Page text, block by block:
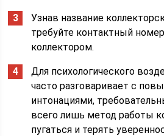
Узнав название
требуйте контактный
коллектором.
Для психологического
часто разговаривает с
интонациями,
всего лишь метод работы
пугаться и терять